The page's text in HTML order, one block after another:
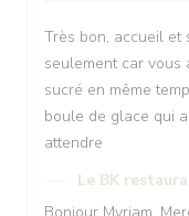
Très bon, accueil et
seulement car
sucré en même
boule de glace qui
attendre
Le BK